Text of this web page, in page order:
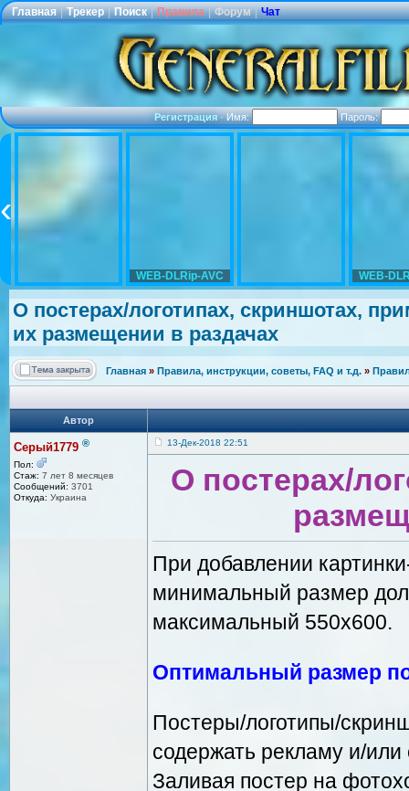
Главная | Трекер | Поиск | Правила | Форум | Чат
Регистрация·Имя: Пароль:
WEB-DLRip-AVC WEB-
О постерах/логотипах, скриншотах,
их размещении в раздачах
Главная » Правила, инструкции, советы, FAQ и т.д. »
Автор
Серый1779 ®
Пол:
Стаж: 7 лет 8 месяцев
Сообщений: 3701
Откуда: Украина
13-Дек-2018 22:51
О постерах/
При добавлении
минимальный размер
максимальный 550х600.
Оптимальный размер
Постеры/логотипы/
содержать рекламу и/
Заливая постер на